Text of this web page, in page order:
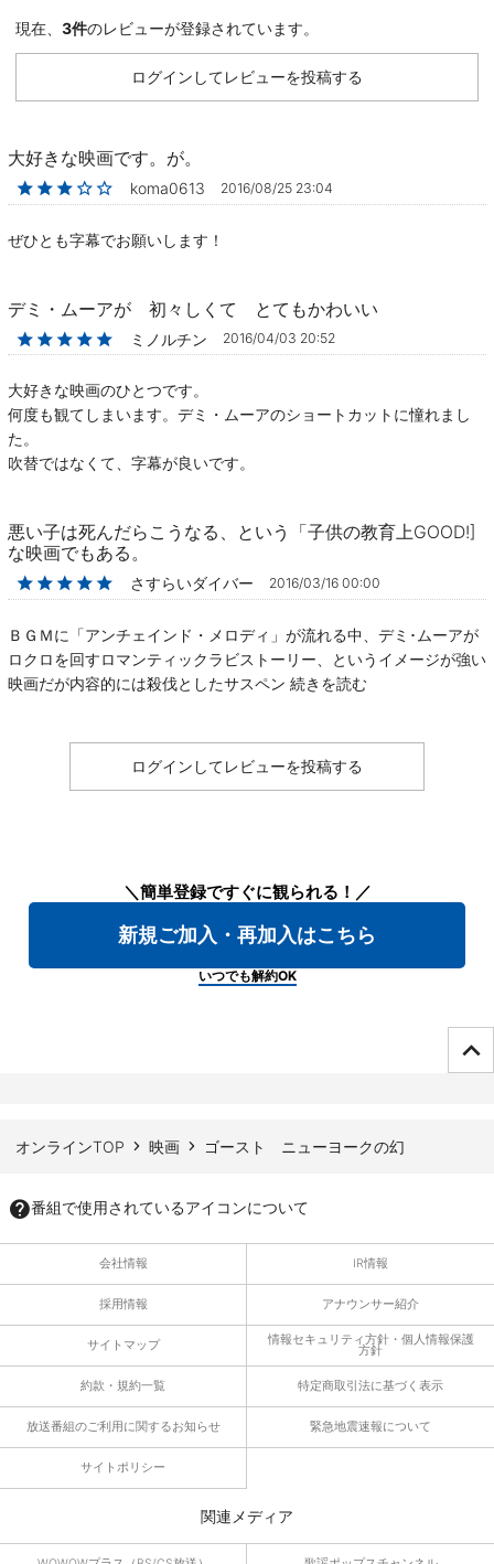
現在、 3件のレビューが登録されています。
ログインしてレビューを投稿する
大好きな映画です。が。
★★★☆☆ koma0613 2016/08/25 23:04
ぜひとも字幕でお願いします！
デミ・ムーアが 初々しくて とてもかわいい
★★★★★ ミノルチン 2016/04/03 20:52
大好きな映画のひとつです。
何度も観てしまいます。デミ・ムーアのショートカットに憧れまし
た。
吹替ではなくて、字幕が良いです。
悪い子は死んだらこうなる、という「子供の教育上GOOD!]
な映画でもある。
★★★★★ さすらいダイバー 2016/03/16 00:00
ＢＧＭに「アンチェインド・メロディ」が流れる中、デミ･ムーアが
ロクロを回すロマンティックラビストーリー、というイメージが強い
映画だが内容的には殺伐としたサスペン 続きを読む
ログインしてレビューを投稿する
＼簡単登録ですぐに観られる！／
新規ご加入・再加入はこちら
いつでも解約OK
オンラインTOP 映画 ゴースト ニューヨークの幻
番組で使用されているアイコンについて
会社情報 IR情報
採用情報 アナウンサー紹介
サイトマップ 情報セキュリティ方針・個人情報保護
方針
約款・規約一覧 特定商取引法に基づく表示
放送番組のご利用に関するお知らせ 緊急地震速報について
サイトポリシー
関連メディア